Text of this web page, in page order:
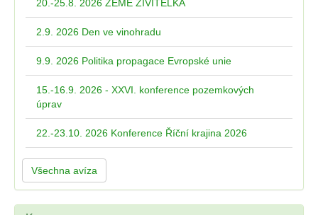
20.-25.8. 2026 ZEMĚ ŽIVITELKA
2.9. 2026 Den ve vinohradu
9.9. 2026 Politika propagace Evropské unie
15.-16.9. 2026 - XXVI. konference pozemkových
úprav
22.-23.10. 2026 Konference Říční krajina 2026
Všechna avíza